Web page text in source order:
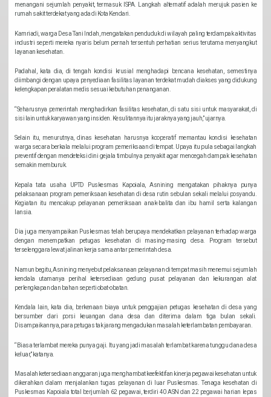
menangani sejumlah penyakit, termasuk ISPA. Langkah alternatif adalah merujuk pasien ke
rumah sakit terdekat yang ada di Kota Kendari.
Kamriadi, warga Desa Tani Indah, mengatakan penduduk di wilayah paling terdampak aktivitas
industri seperti mereka nyaris belum pernah tersentuh perhatian serius terutama menyangkut
layanan kesehatan.
Padahal, kata dia, di tengah kondisi krusial menghadapi bencana kesehatan, semestinya
diimbangi dengan upaya penyediaan fasilitas layanan terdekat mudah diakses yang didukung
kelengkapan peralatan medis sesuai kebutuhan penanganan.
“Seharusnya pemerintah menghadirkan fasilitas kesehatan, di satu sisi untuk masyarakat, di
sisi lain untuk karyawan yang insiden. Kesulitannya itu jaraknya yang jauh,” ujarnya.
Selain itu, menurutnya, dinas kesehatan harusnya kooperatif memantau kondisi kesehatan
warga secara berkala melalui program pemeriksaan di tempat. Upaya itu pula sebagai langkah
preventif dengan mendeteksi dini gejala timbulnya penyakit agar mencegah dampak kesehatan
semakin memburuk.
Kepala tata usaha UPTD Puskesmas Kapoiala, Asnining mengatakan pihaknya punya
pelaksanaan program pemeriksaan kesehatan di desa rutin sebulan sekali melalui posyandu.
Kegiatan itu mencakup pelayanan pemeriksaan anak-balita dan ibu hamil serta kalangan
lansia.
Dia juga menyampaikan Puskesmas telah berupaya mendekatkan pelayanan terhadap warga
dengan menempatkan petugas kesehatan di masing-masing desa. Program tersebut
terselenggara lewat jalinan kerja sama antar pemerintah desa.
Namun begitu, Asnining menyebut pelaksanaan pelayanan di tempat masih menemui sejumlah
kendala utamanya perihal ketersediaan gedung pusat pelayanan dan kekurangan alat
perlengkapan dan bahan seperti obat-obatan.
Kendala lain, kata dia, berkenaan biaya untuk penggajian petugas kesehatan di desa yang
bersumber dari porsi keuangan dana desa dan diterima dalam tiga bulan sekali.
Disampaikannya, para petugas tak jarang mengadukan masalah keterlambatan pembayaran.
“Biasa terlambat mereka punya gaji. Itu yang jadi masalah terlambat karena tunggu dana desa
keluar,” katanya.
Masalah ketersediaan anggaran juga menghambat keefektifan kinerja pegawai kesehatan untuk
dikerahkan dalam menjalankan tugas pelayanan di luar Puskesmas. Tenaga kesehatan di
Puskesmas Kapoiala total berjumlah 62 pegawai, terdiri 40 ASN dan 22 pegawai harian lepas